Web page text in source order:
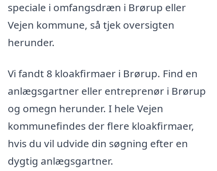
speciale i omfangsdræn i Brørup eller
Vejen kommune, så tjek oversigten
herunder.
Vi fandt 8 kloakfirmaer i Brørup. Find en
anlægsgartner eller entreprenør i Brørup
og omegn herunder. I hele Vejen
kommunefindes der flere kloakfirmaer,
hvis du vil udvide din søgning efter en
dygtig anlægsgartner.